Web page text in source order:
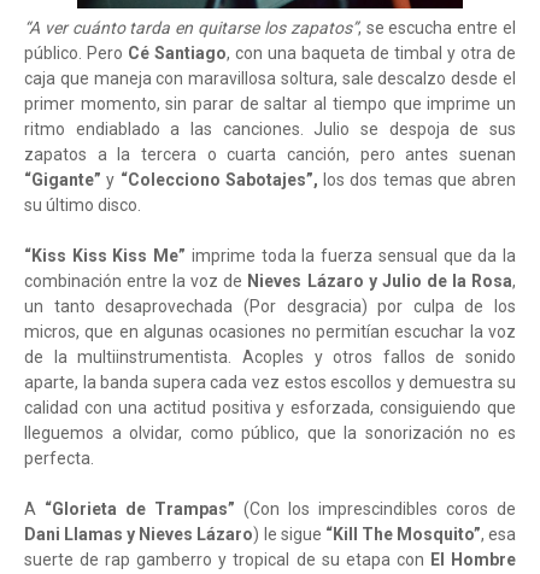
“A ver cuánto tarda en quitarse los zapatos”, se escucha entre el
público. Pero Cé Santiago, con una baqueta de timbal y otra de
caja que maneja con maravillosa soltura, sale descalzo desde el
primer momento, sin parar de saltar al tiempo que imprime un
ritmo endiablado a las canciones. Julio se despoja de sus
zapatos a la tercera o cuarta canción, pero antes suenan
“Gigante” y “Colecciono Sabotajes”, los dos temas que abren
su último disco.
“Kiss Kiss Kiss Me” imprime toda la fuerza sensual que da la
combinación entre la voz de Nieves Lázaro y Julio de la Rosa,
un tanto desaprovechada (Por desgracia) por culpa de los
micros, que en algunas ocasiones no permitían escuchar la voz
de la multiinstrumentista. Acoples y otros fallos de sonido
aparte, la banda supera cada vez estos escollos y demuestra su
calidad con una actitud positiva y esforzada, consiguiendo que
lleguemos a olvidar, como público, que la sonorización no es
perfecta.
A “Glorieta de Trampas” (Con los imprescindibles coros de
Dani Llamas y Nieves Lázaro) le sigue “Kill The Mosquito”, esa
suerte de rap gamberro y tropical de su etapa con El Hombre